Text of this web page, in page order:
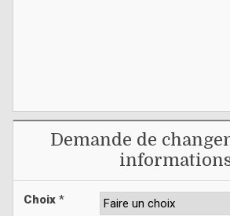
Demande de
Choix *